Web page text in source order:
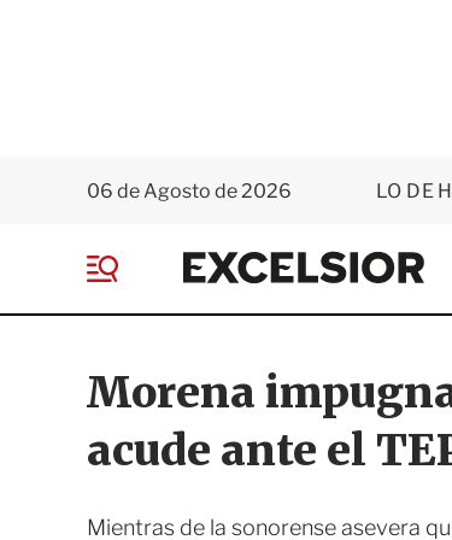
06 de Agosto de 2026 LO DE
E
x
e
i
o
r
e
Morena
acude ante el
Mientras de la sonorense asevera